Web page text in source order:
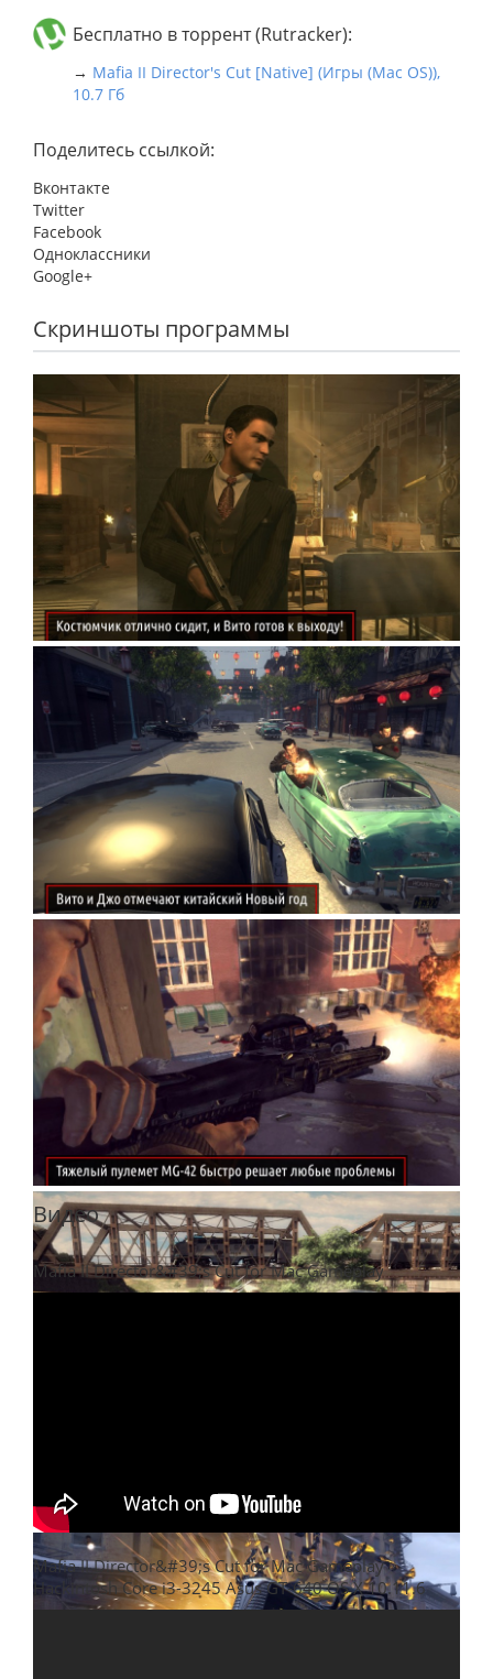
Бесплатно в торрент (Rutracker):
→ Mafia II Director's Cut [Native] (Игры (Mac OS)),
10.7 Гб
Поделитесь ссылкой:
Вконтакте
Twitter
Facebook
Одноклассники
Google+
Скриншоты программы
Видео
Mafia II Director&#39;s Cut for Mac Gameplay
Mafia II Director&#39;s Cut for Mac Gameplay
Hackintosh Core i3-3245 Asus GT-640 OS X 10.11.6